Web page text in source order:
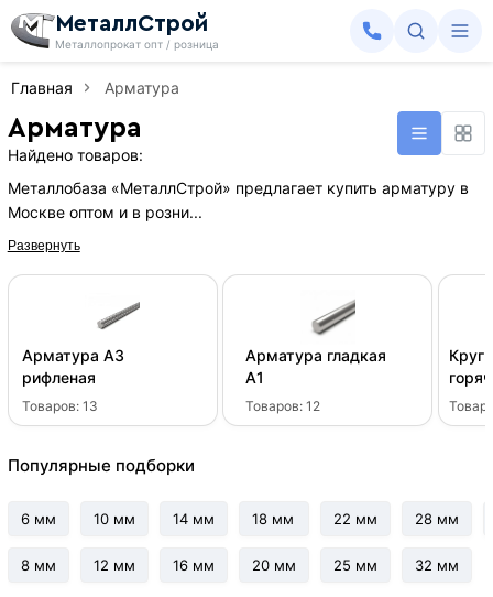
МеталлСтрой
Металлопрокат опт / розница
Главная Арматура
Арматура
Найдено товаров:
Металлобаза «МеталлСтрой» предлагает купить арматуру в
Москве оптом и в розни...
Развернуть
Арматура А3
рифленая
Товаров:13
Арматура гладкая
А1
Товаров:12
Круг
Популярные подборки
6 мм
8 мм
10 мм
12 мм
14 мм
16 мм
18 мм
20 мм
22 мм
25 мм
28 мм
32 мм